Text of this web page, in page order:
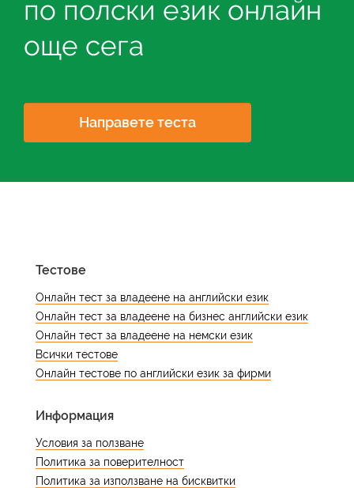
език, тъй като това е най-високото
ниво на владеене.
и да подобрите ефективността си
по полски език онлайн
още сега
Направете теста
Тестове
Онлайн тест за владеене на английски език
Онлайн тест за владеене на бизнес английски език
Онлайн тест за владеене на немски език
Всички тестове
Онлайн тестове по английски език за фирми
Информация
Условия за ползване
Политика за поверителност
Политика за използване на бисквитки